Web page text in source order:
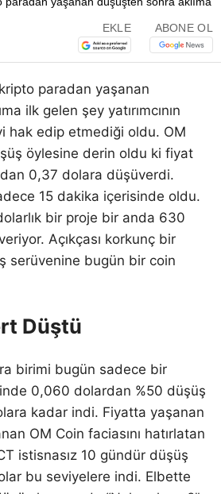
EKLE ABONE OL
paradan yaşanan
ilk gelen şey yatırımcının
hak edip etmediği oldu. OM
öylesine derin oldu ki fiyat
0,37 dolara düşüverdi.
15 dakika içerisinde oldu.
bir proje bir anda 630
Açıkçası korkunç bir
serüvenine bugün bir coin
Düştü
birimi bugün sadece bir
0,060 dolardan %50 düşüş
kadar indi. Fiyatta yaşanan
OM Coin faciasını hatırlatan
istisnasız 10 gündür düşüş
bu seviyelere indi. Elbette